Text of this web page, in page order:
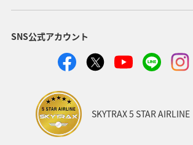
熊本県 新潟県 電車 関西地方
ANAグルメマイル
湖 福岡県 青森県
鹿児島県
SNS公式アカウント
SKYTRAX 5 STAR AIRLINE